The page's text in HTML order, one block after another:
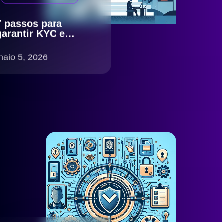
passos para
KYC e
compliance
no Brasil
5, 2026